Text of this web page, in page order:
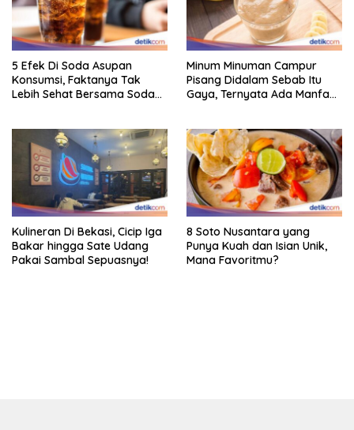
5 Efek Di Soda Asupan
Konsumsi, Faktanya Tak
Lebih Sehat Bersama Soda
Minum Minuman Campur
Pisang Didalam Sebab Itu
Gaya, Ternyata Ada Manfaat
Kulineran Di Bekasi, Cicip Iga
Bakar hingga Sate Udang
Pakai Sambal Sepuasnya!
8 Soto Nusantara yang
Punya Kuah dan Isian Unik,
Mana Favoritmu?